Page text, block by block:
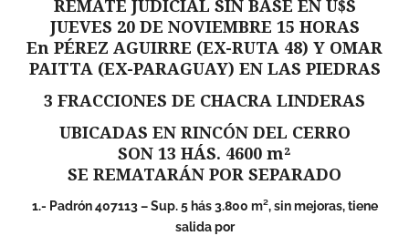
REMATE JUDICIAL SIN BASE EN U$S
JUEVES 20 DE NOVIEMBRE 15 HORAS
En PÉREZ AGUIRRE (EX-RUTA 48) Y OMAR
PAITTA (EX-PARAGUAY) EN LAS PIEDRAS
3 FRACCIONES DE CHACRA LINDERAS
UBICADAS EN RINCÓN DEL CERRO
SON 13 HÁS. 4600 m²
SE REMATARÁN POR SEPARADO
1.- Padrón 407113 – Sup. 5 hás 3.800 m², sin mejoras, tiene
salida por